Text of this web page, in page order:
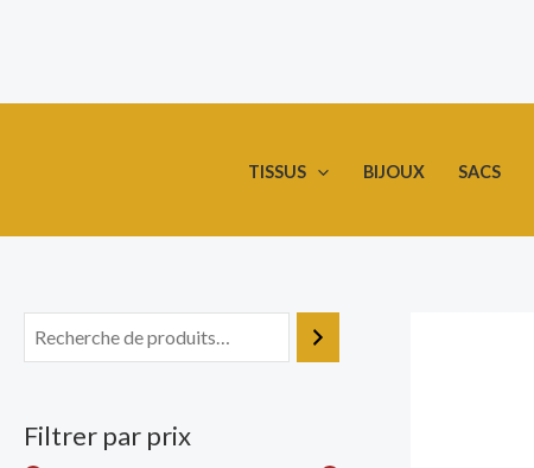
TISSUS BIJOUX SACS
Filtrer par prix